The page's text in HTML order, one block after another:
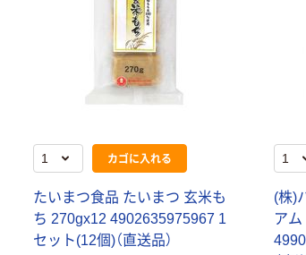
カゴに入れる
たいまつ食品 たいまつ 玄米も
ち 270gx12 4902635975967 1
セット(12個)（直送品）
(株)
ア